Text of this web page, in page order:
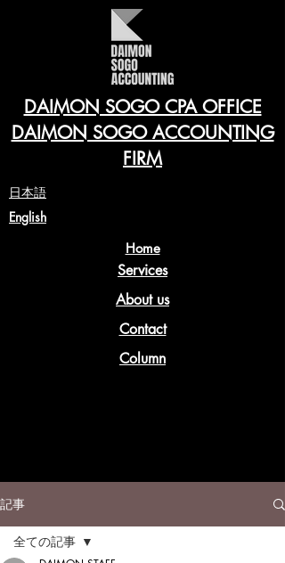
DAIMON SOGO CPA OFFICE
DAIMON SOGO ACCOUNTING
FIRM
​日本語
English
Home
Services
About us
Contact
Column
記事
全ての記事